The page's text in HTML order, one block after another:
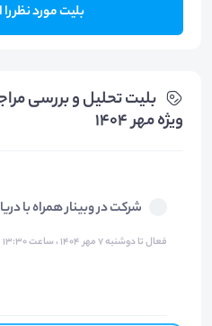
بلیت مورد نظر
بلیت‌ تحلیل و بررسی
ویژه مهر 1404
شرکت در وبینار همراه با
فعال تا دوشنبه ۷ مهر ۱۴۰۴ ، ساعت ۱۳:۳۰